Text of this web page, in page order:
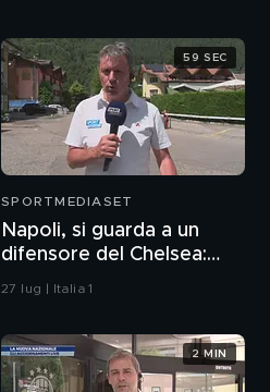
SPORTMEDIASET
Napoli, si guarda a un
difensore del Chelsea:
Lucca verso l'uscita
27 lug | Italia 1
59 SEC
2 MIN